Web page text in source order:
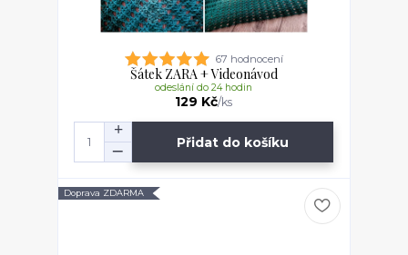
67 hodnocení
Šátek ZARA + Videonávod
129 Kč/ks
odeslání do 24 hodin
Přidat do košíku
Doprava ZDARMA